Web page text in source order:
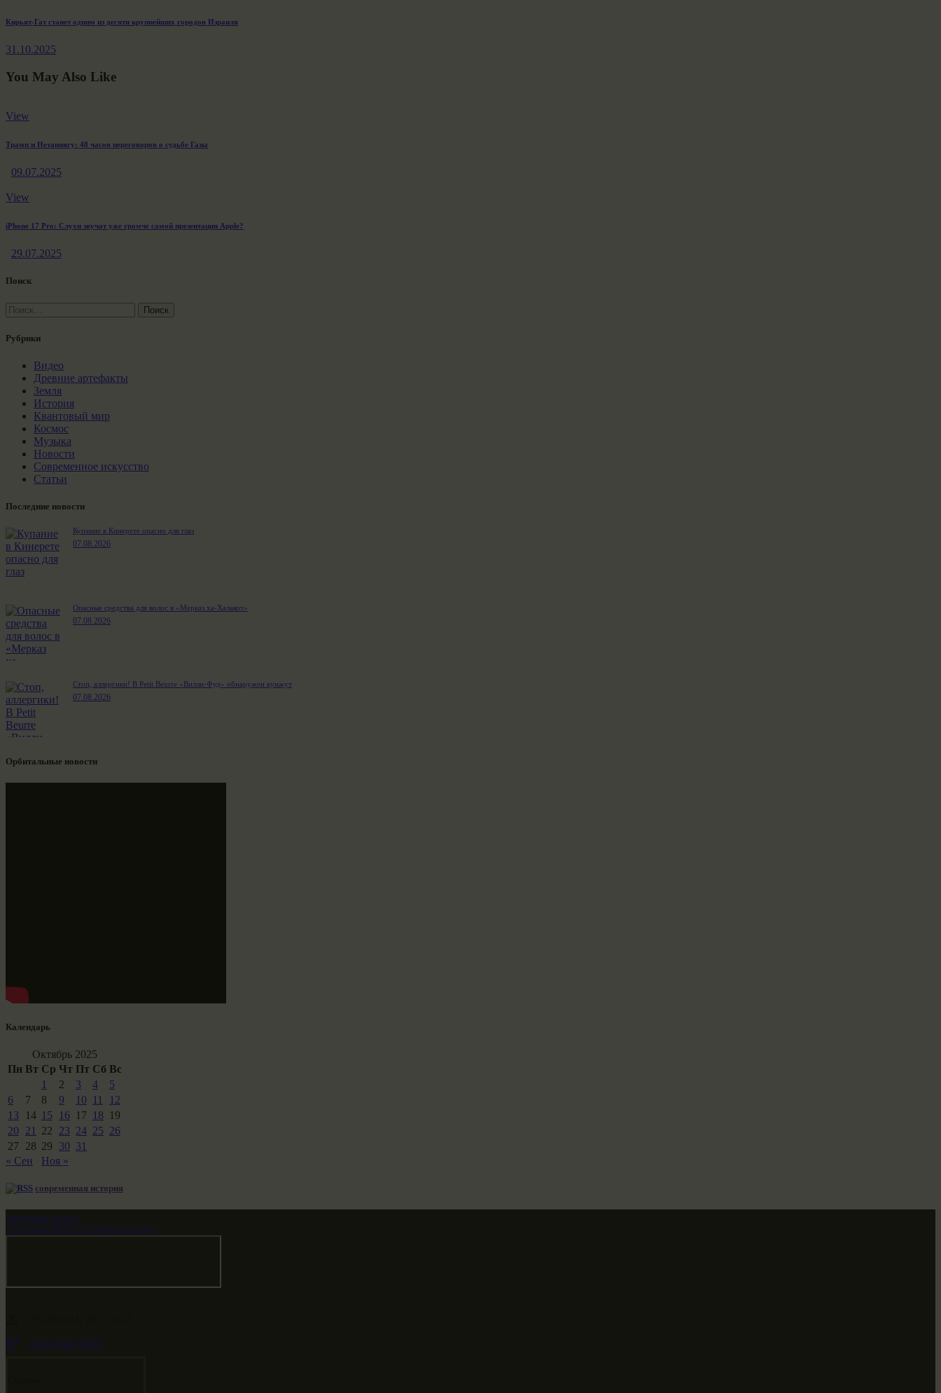
Next
Кирьят-Гат станет одним из десяти крупнейших городов Израиля
31.10.2025
You May Also Like
View
Трамп и Нетаниягу: 48 часов переговоров о судьбе Газы
09.07.2025
View
iPhone 17 Pro: Слухи звучат уже громче самой презентации Apple?
29.07.2025
Поиск
Найти:
Рубрики
Видео
Древние артефакты
Земля
История
Квантовый мир
Космос
Музыка
Новости
Современное искусство
Статьи
Последние новости
Купание в Кинерете опасно для глаз
07.08.2026
Опасные средства для волос в «Мерказ ха-Халакот»
07.08.2026
Стоп, аллергики! В Petit Beurre «Вилли-Фуд» обнаружен кунжут
07.08.2026
Орбитальные новости
Календарь
Октябрь 2025
Пн Вт Ср Чт Пт Сб Вс
1
2 3 4
5
6
7 8 9 10 11
12
13
14 15 16 17 18
19
20
21 22 23 24 25 26
27 28 29 30 31
« Сен
Ноя »
современная история
Звездные врата
НАШ МИР ВЧЕРА СЕГОДНЯ И ЗАВТРА
+682 (000) 0001